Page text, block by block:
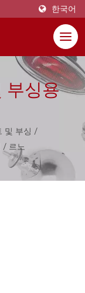
한국어
부싱용
및 부싱 /
/ 르노